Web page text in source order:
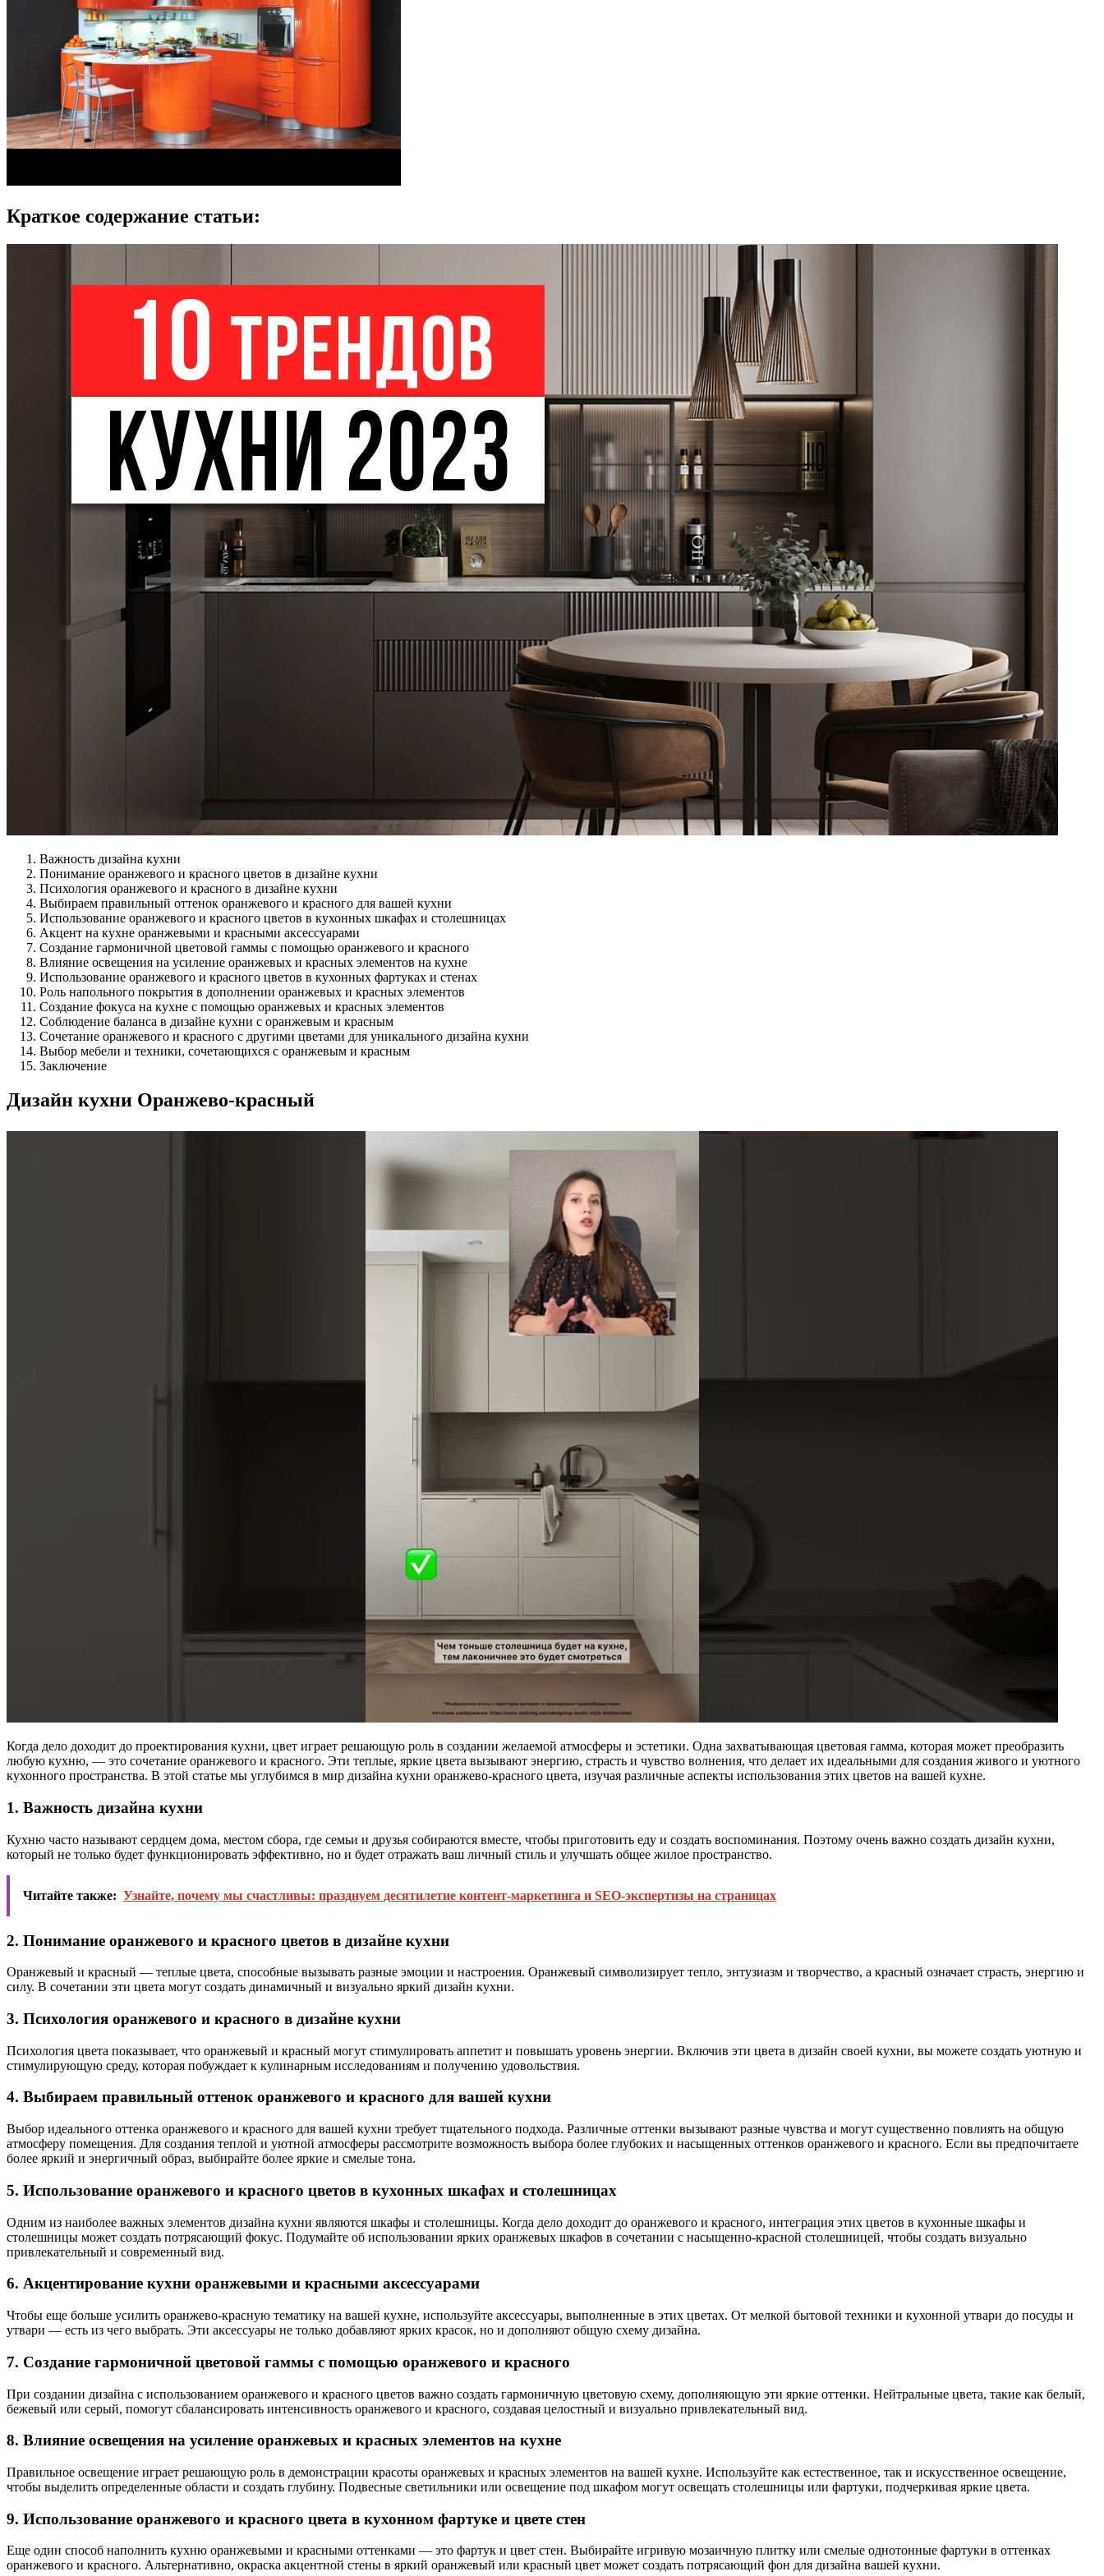
Краткое содержание статьи:
Важность дизайна кухни
Понимание оранжевого и красного цветов в дизайне кухни
Психология оранжевого и красного в дизайне кухни
Выбираем правильный оттенок оранжевого и красного для вашей кухни
Использование оранжевого и красного цветов в кухонных шкафах и столешницах
Акцент на кухне оранжевыми и красными аксессуарами
Создание гармоничной цветовой гаммы с помощью оранжевого и красного
Влияние освещения на усиление оранжевых и красных элементов на кухне
Использование оранжевого и красного цветов в кухонных фартуках и стенах
Роль напольного покрытия в дополнении оранжевых и красных элементов
Создание фокуса на кухне с помощью оранжевых и красных элементов
Соблюдение баланса в дизайне кухни с оранжевым и красным
Сочетание оранжевого и красного с другими цветами для уникального дизайна кухни
Выбор мебели и техники, сочетающихся с оранжевым и красным
Заключение
Дизайн кухни Оранжево-красный
Когда дело доходит до проектирования кухни, цвет играет решающую роль в создании желаемой атмосферы и эстетики. Одна захватывающая цветовая гамма, которая может преобразить
любую кухню, — это сочетание оранжевого и красного. Эти теплые, яркие цвета вызывают энергию, страсть и чувство волнения, что делает их идеальными для создания живого и уютного
кухонного пространства. В этой статье мы углубимся в мир дизайна кухни оранжево-красного цвета, изучая различные аспекты использования этих цветов на вашей кухне.
1. Важность дизайна кухни
Кухню часто называют сердцем дома, местом сбора, где семьи и друзья собираются вместе, чтобы приготовить еду и создать воспоминания. Поэтому очень важно создать дизайн кухни,
который не только будет функционировать эффективно, но и будет отражать ваш личный стиль и улучшать общее жилое пространство.
Читайте также: Узнайте, почему мы счастливы: празднуем десятилетие контент-маркетинга и SEO-экспертизы на страницах
2. Понимание оранжевого и красного цветов в дизайне кухни
Оранжевый и красный — теплые цвета, способные вызывать разные эмоции и настроения. Оранжевый символизирует тепло, энтузиазм и творчество, а красный означает страсть, энергию и
силу. В сочетании эти цвета могут создать динамичный и визуально яркий дизайн кухни.
3. Психология оранжевого и красного в дизайне кухни
Психология цвета показывает, что оранжевый и красный могут стимулировать аппетит и повышать уровень энергии. Включив эти цвета в дизайн своей кухни, вы можете создать уютную и
стимулирующую среду, которая побуждает к кулинарным исследованиям и получению удовольствия.
4. Выбираем правильный оттенок оранжевого и красного для вашей кухни
Выбор идеального оттенка оранжевого и красного для вашей кухни требует тщательного подхода. Различные оттенки вызывают разные чувства и могут существенно повлиять на общую
атмосферу помещения. Для создания теплой и уютной атмосферы рассмотрите возможность выбора более глубоких и насыщенных оттенков оранжевого и красного. Если вы предпочитаете
более яркий и энергичный образ, выбирайте более яркие и смелые тона.
5. Использование оранжевого и красного цветов в кухонных шкафах и столешницах
Одним из наиболее важных элементов дизайна кухни являются шкафы и столешницы. Когда дело доходит до оранжевого и красного, интеграция этих цветов в кухонные шкафы и
столешницы может создать потрясающий фокус. Подумайте об использовании ярких оранжевых шкафов в сочетании с насыщенно-красной столешницей, чтобы создать визуально
привлекательный и современный вид.
6. Акцентирование кухни оранжевыми и красными аксессуарами
Чтобы еще больше усилить оранжево-красную тематику на вашей кухне, используйте аксессуары, выполненные в этих цветах. От мелкой бытовой техники и кухонной утвари до посуды и
утвари — есть из чего выбрать. Эти аксессуары не только добавляют ярких красок, но и дополняют общую схему дизайна.
7. Создание гармоничной цветовой гаммы с помощью оранжевого и красного
При создании дизайна с использованием оранжевого и красного цветов важно создать гармоничную цветовую схему, дополняющую эти яркие оттенки. Нейтральные цвета, такие как белый,
бежевый или серый, помогут сбалансировать интенсивность оранжевого и красного, создавая целостный и визуально привлекательный вид.
8. Влияние освещения на усиление оранжевых и красных элементов на кухне
Правильное освещение играет решающую роль в демонстрации красоты оранжевых и красных элементов на вашей кухне. Используйте как естественное, так и искусственное освещение,
чтобы выделить определенные области и создать глубину. Подвесные светильники или освещение под шкафом могут освещать столешницы или фартуки, подчеркивая яркие цвета.
9. Использование оранжевого и красного цвета в кухонном фартуке и цвете стен
Еще один способ наполнить кухню оранжевыми и красными оттенками — это фартук и цвет стен. Выбирайте игривую мозаичную плитку или смелые однотонные фартуки в оттенках
оранжевого и красного. Альтернативно, окраска акцентной стены в яркий оранжевый или красный цвет может создать потрясающий фон для дизайна вашей кухни.